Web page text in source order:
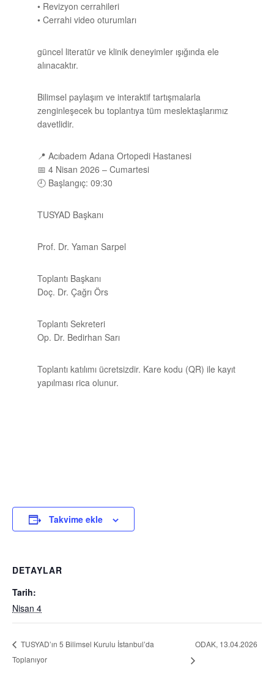
• Revizyon cerrahileri
• Cerrahi video oturumları
güncel literatürve klinik deneyimler ışığında ele
alınacaktır.
Bilimsel paylaşım ve interaktif tartışmalarla
zenginleşecek bu toplantıya tüm meslektaşlarımız
davetlidir.
📍 Acıbadem Adana Ortopedi Hastanesi
📅 4 Nisan 2026 – Cumartesi
🕘Başlangıç: 09:30
TUSYAD Başkanı
Prof. Dr. Yaman Sarpel
Toplantı Başkanı
Doç. Dr. Çağrı Örs
Toplantı Sekreteri
Op. Dr. Bedirhan Sarı
Toplantı katılımı ücretsizdir. Kare kodu (QR) ile kayıt
yapılması rica olunur.
Takvime ekle
DETAYLAR
Tarih:
Nisan 4
TUSYAD’ın 5 Bilimsel Kurulu İstanbul’da
Toplanıyor
ODAK, 13.04.2026